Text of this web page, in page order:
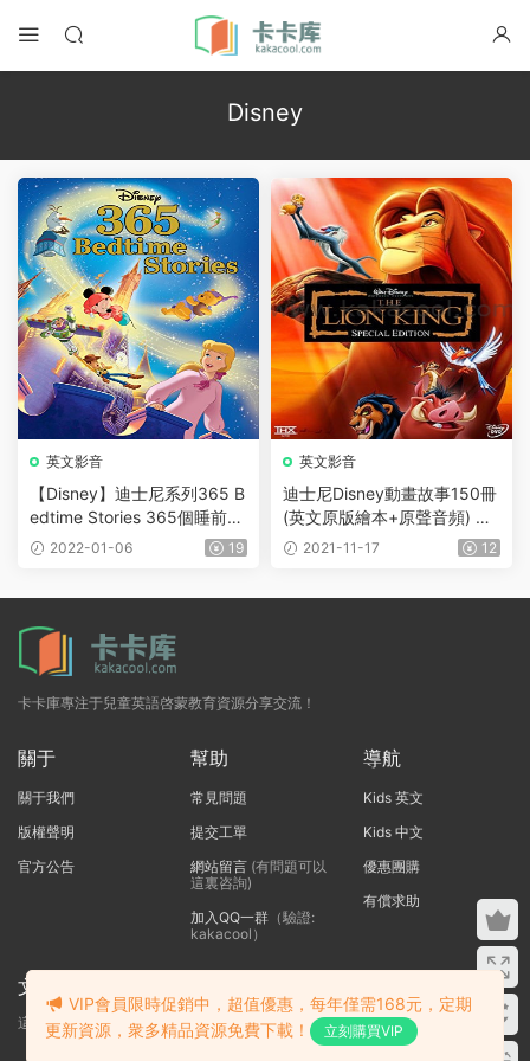
Disney
英文影音
【Disney】迪士尼系列365 B
edtime Stories 365個睡前故
事 英文MP3音頻
2022-01-06 19
英文影音
迪士尼Disney動畫故事150冊
(英文原版繪本+原聲音頻) 英
文分級繪本
2021-11-17 12
卡卡庫專注于兒童英語啓蒙教育資源分享交流！
關于
關于我們
版權聲明
官方公告
幫助
常見問題
提交工單
網站留言(有問題可以
這裏咨詢)
加入QQ一群（驗證:
kakacool）
導航
Kids 英文
Kids 中文
優惠團購
有償求助
文本标題
這裏輸入代碼
VIP會員限時促銷中，超值優惠，每年僅需168元，定期
更新資源，衆多精品資源免費下載！
立刻購買VIP